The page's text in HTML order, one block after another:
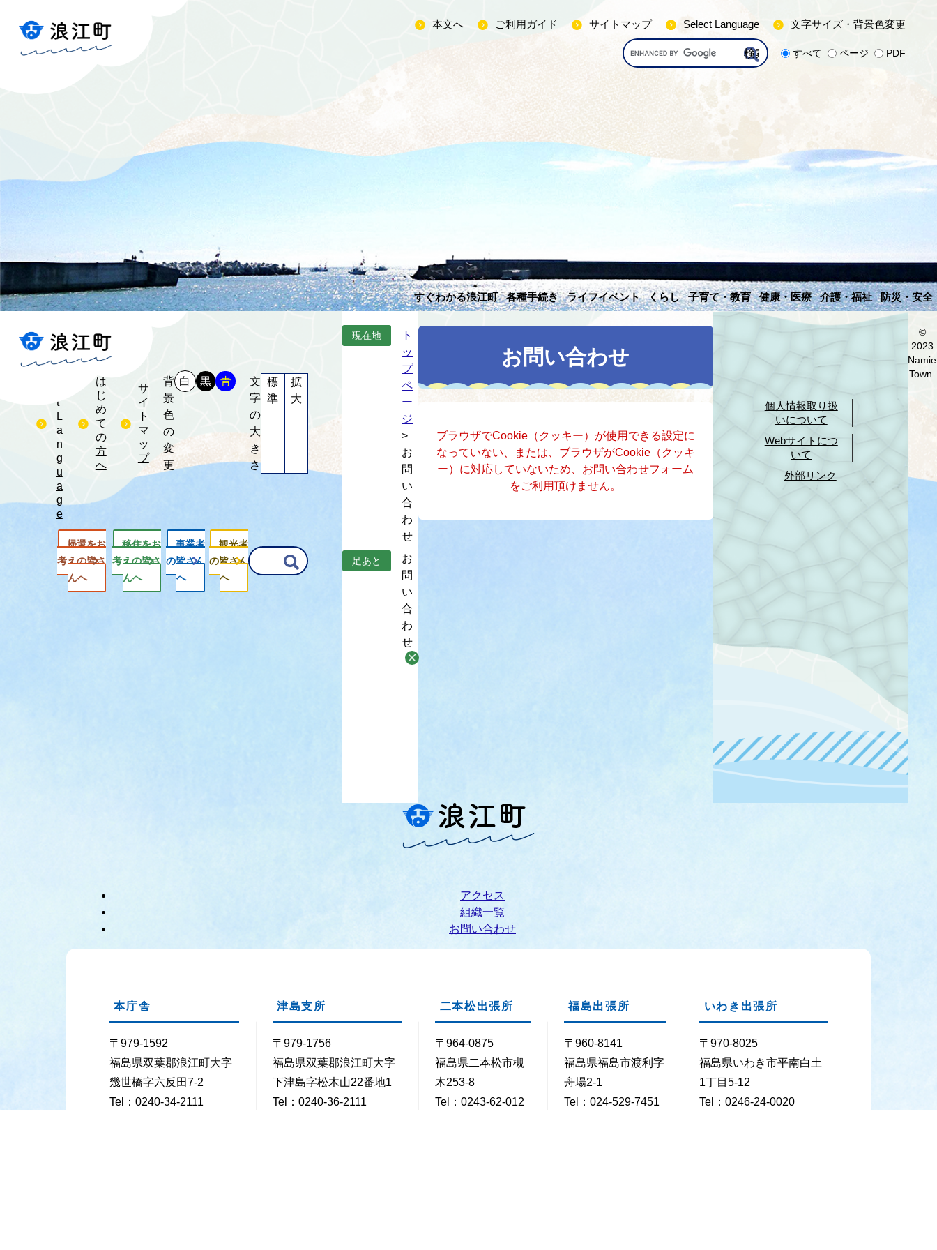
本文へ ご利用ガイド サイトマップ Select Language
文字サイズ・背景色変更
G
o
o
g
e
カ
ス
すべて ページ PDF
すぐわかる浪江町 各種手続き ライフイベント くらし 子育て・教育 健康・医療 介護・福祉 防災・安全
S
e
l
t
L
a
n
g
u
a
g
e
は
じ
め
て
の
方
へ
サ
イ
ト
マ
ッ
プ
背
景
色
の
変
更
白 黒 青
文
字
の
大
き
さ
標
準
拡
大
帰還をお
考えの皆さ
んへ
移住をお
考えの皆さ
んへ
事業者
の皆さん
へ
観光者
の皆さん
へ
G
o
現在地
ト
ッ
プ
ペ
ー
ジ
>
お
問
い
合
わ
せ
足あと
お
問
い
合
わ
せ
お問い合わせ
ブラウザでCookie（クッキー）が使用できる設定に
なっていない、または、ブラウザがCookie（クッキ
ー）に対応していないため、お問い合わせフォーム
をご利用頂けません。
個人情報取り扱
いについて
Webサイトにつ
いて
外部リンク
©
2023
Namie
Town.
アクセス
組織一覧
お問い合わせ
本庁舎
〒979-1592
福島県双葉郡浪江町大字
幾世橋字六反田7-2
Tel：0240-34-2111
津島支所
〒979-1756
福島県双葉郡浪江町大字
下津島字松木山22番地1
Tel：0240-36-2111
二本松出張所
〒964-0875
福島県二本松市槻
木253-8
Tel：0243-62-012
福島出張所
〒960-8141
福島県福島市渡利字
舟場2-1
Tel：024-529-7451
いわき出張所
〒970-8025
福島県いわき市平南白土
1丁目5-12
Tel：0246-24-0020